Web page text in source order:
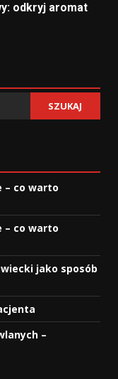
odkryj aromat
SZUKAJ
– co warto
– co warto
jako sposób
–